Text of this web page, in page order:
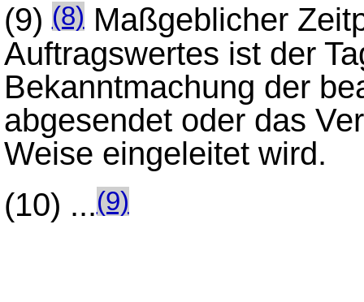
(9)(8) Maßgeblicher
Auftragswertes ist der
Bekanntmachung der
abgesendet oder das
Weise eingeleitet wird.
(10) ...(9)